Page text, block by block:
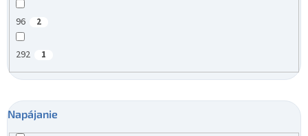
96 2
292 1
Napájanie